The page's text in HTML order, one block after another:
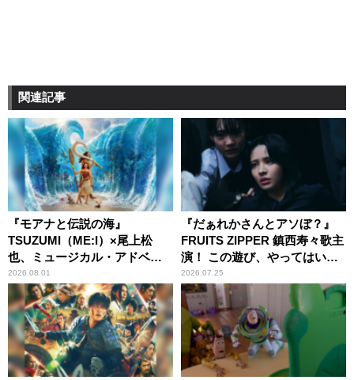
関連記事
『モアナと伝説の海』
TSUZUMI（ME:I）×尾上松
也、ミュージカル・アドベン
チャーで美声を響かせる
2026.08.01
『だぁれかさんとアソぼ？』
FRUITS ZIPPER 鎮西寿々歌主
演！ この遊び、やってはいけ
ません。
2026.07.25